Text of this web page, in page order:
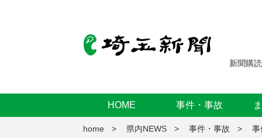
新聞購読
HOME 事件・事故
home 県内NEWS 事件・事故 事